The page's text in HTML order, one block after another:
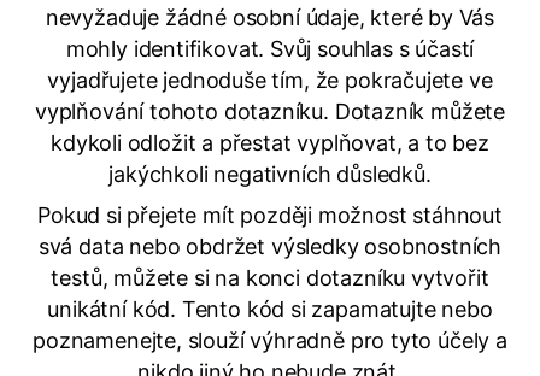
nevyžaduje žádné osobní údaje, které by Vás
mohly identifikovat. Svůj souhlas s účastí
vyjadřujete jednoduše tím, že pokračujete ve
vyplňování tohoto dotazníku. Dotazník můžete
kdykoli odložit a přestat vyplňovat, a to bez
jakýchkoli negativních důsledků.
Pokud si přejete mít později možnost stáhnout
svá data nebo obdržet výsledky osobnostních
testů, můžete si na konci dotazníku vytvořit
unikátní kód. Tento kód si zapamatujte nebo
poznamenejte, slouží výhradně pro tyto účely a